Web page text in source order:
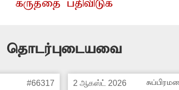
கருத்தை பதிவிடுக
தொடர்புடையவை
#66317 2 ஆகஸ்ட் 2026